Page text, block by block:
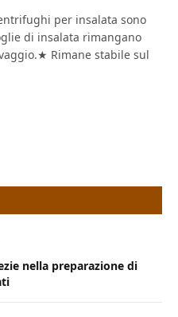
per insalata sono
di insalata rimangano
Rimane stabile sul
nella preparazione di